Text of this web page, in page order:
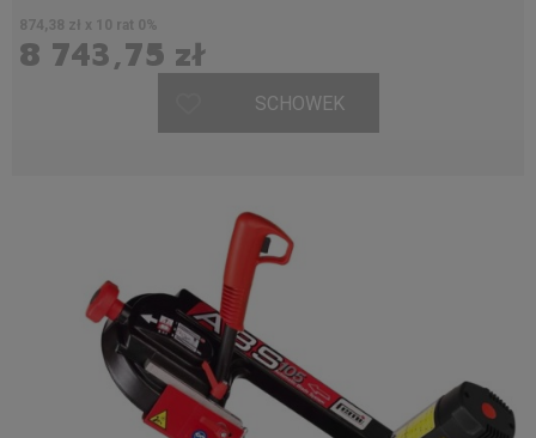
8 743,75 zł
874,38 zł x 10 rat 0%
SCHOWEK